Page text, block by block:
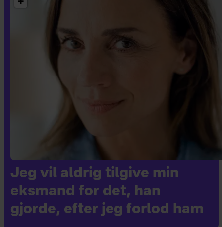
Jeg vil aldrig tilgive min
eksmand for det, han
gjorde, efter jeg forlod ham